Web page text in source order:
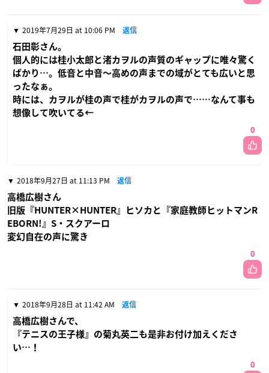
2019年7月29日 at 10:06 PM 返信
石田彰さん。
個人的には桂小太郎と渚カヲルの声質のギャップに唯々驚く
ばかり…。低音と中音〜高めの声までの域がとても広いと思
ったなぁ。
時には、カヲルが桂の声で桂がカヲルの声で……なんて事も
想像して吹いてる←
0
2018年9月27日 at 11:13 PM 返信
高橋広樹さん
旧版『HUNTER×HUNTER』ヒソカと『家庭教師ヒットマンR
EBORN!』S・スクアーロ
変幻自在の声に驚き
0
2018年9月28日 at 11:42 AM 返信
高橋広樹さんで、
『テニスの王子様』の菊丸英二も是非お付け加えくださ
い…！
0